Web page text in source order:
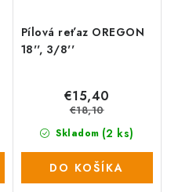
Pílová reťaz OREGON
18'', 3/8''
Skladom (2 ks)
€15,40
€18,10
DO KOŠÍKA